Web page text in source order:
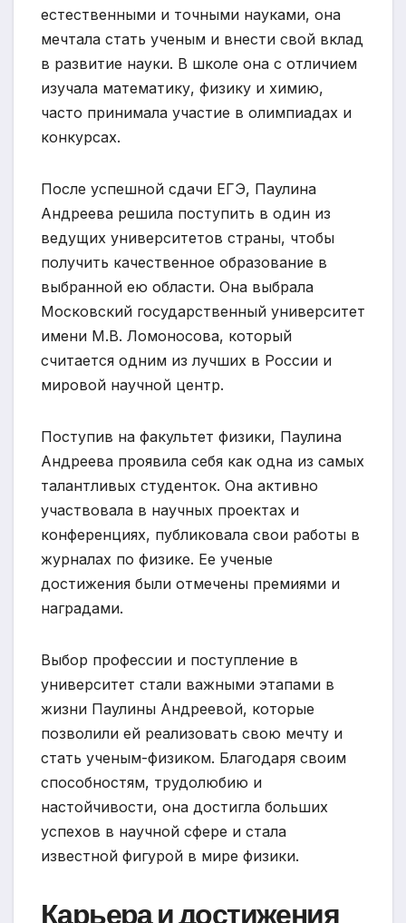
естественными и точными науками, она
мечтала стать ученым и внести свой вклад
в развитие науки. В школе она с отличием
изучала математику, физику и химию,
часто принимала участие в олимпиадах и
конкурсах.
После успешной сдачи ЕГЭ, Паулина
Андреева решила поступить в один из
ведущих университетов страны, чтобы
получить качественное образование в
выбранной ею области. Она выбрала
Московский государственный университет
имени М.В. Ломоносова, который
считается одним из лучших в России и
мировой научной центр.
Поступив на факультет физики, Паулина
Андреева проявила себя как одна из самых
талантливых студенток. Она активно
участвовала в научных проектах и
конференциях, публиковала свои работы в
журналах по физике. Ее ученые
достижения были отмечены премиями и
наградами.
Выбор профессии и поступление в
университет стали важными этапами в
жизни Паулины Андреевой, которые
позволили ей реализовать свою мечту и
стать ученым-физиком. Благодаря своим
способностям, трудолюбию и
настойчивости, она достигла больших
успехов в научной сфере и стала
известной фигурой в мире физики.
Карьера и достижения